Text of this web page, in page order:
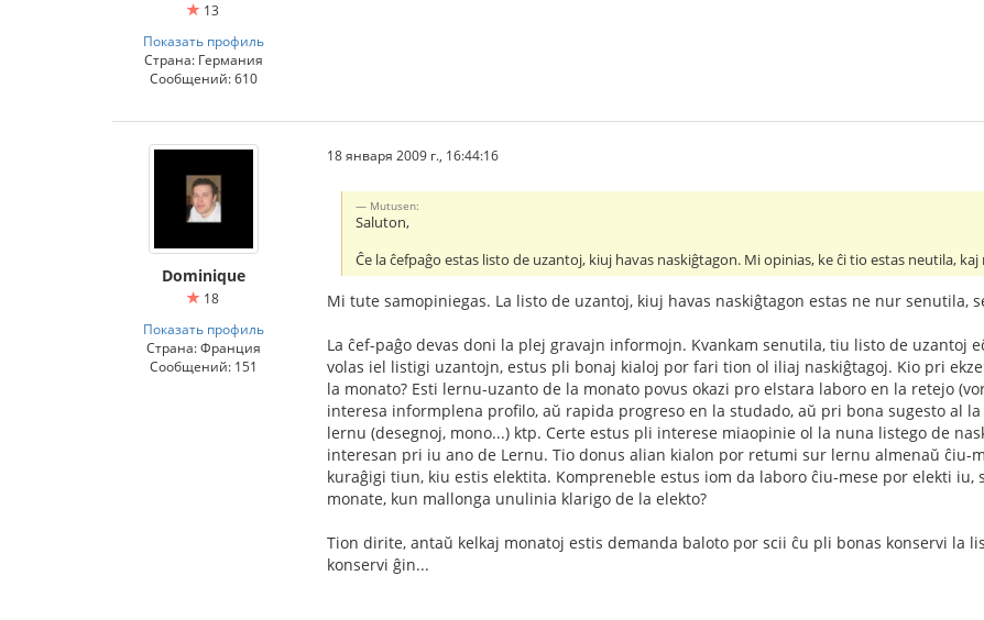
13
Показать профиль
Страна: Германия
Сообщений: 610
Dominique
18
Показать профиль
Страна: Франция
Сообщений: 151
18 января 2009 г., 16:44:16
Mutusen:
Saluton,
Ĉe la ĉefpaĝo estas listo de uzantoj, kiuj havas naskiĝtagon. Mi opinias, ke ĉi tio estas neutila,
Mi tute samopiniegas. La listo de uzantoj, kiuj havas naskiĝtagon estas ne nur senutila,
La ĉef-paĝo devas doni la plej gravajn informojn. Kvankam senutila, tiu listo de uzantoj
volas iel listigi uzantojn, estus pli bonaj kialoj por fari tion ol iliaj naskiĝtagoj. Kio pri
la monato? Esti lernu-uzanto de la monato povus okazi pro elstara laboro en la retejo
interesa informplena profilo, aŭ rapida progreso en la studado, aŭ pri bona sugesto al
lernu (desegnoj, mono...) ktp. Certe estus pli interese miaopinie ol la nuna listego de
interesan pri iu ano de Lernu. Tio donus alian kialon por retumi sur lernu almenaŭ ĉiu-
kuraĝigi tiun, kiu estis elektita. Kompreneble estus iom da laboro ĉiu-mese por elekti
monate, kun mallonga unulinia klarigo de la elekto?
Tion dirite, antaŭ kelkaj monatoj estis demanda baloto por scii ĉu pli bonas konservi la
konservi ĝin...